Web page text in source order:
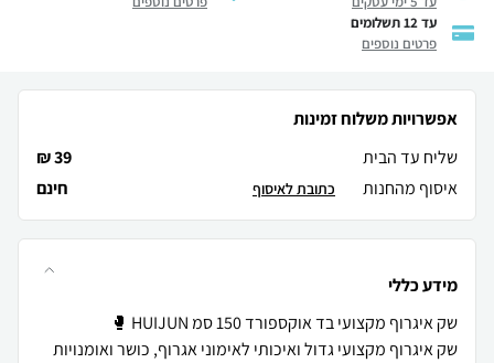
עד 12 תשלומים
פרטים נוספים
אפשרויות משלוח זמינות
שליח עד הבית
39 ₪
איסוף מהחנות
חינם כתובת לאיסוף
מידע כללי
שק איגרוף מקצועי גדול ואיכותי לאימוני אגרוף, כושר ואומנויות